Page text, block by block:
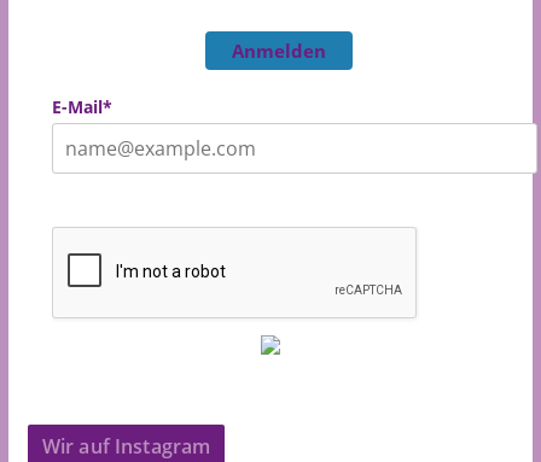
Anmelden
E-Mail*
Wir auf Instagram